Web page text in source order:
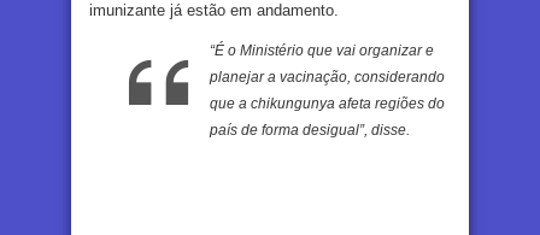
imunizante já estão em andamento.
“É o Ministério que vai organizar e
planejar a vacinação, considerando
que a chikungunya afeta regiões do
país de forma desigual”, disse.